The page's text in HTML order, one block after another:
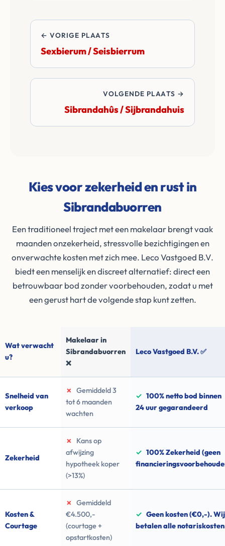
← VORIGE PLAATS
Sexbierum / Seisbierrum
VOLGENDE PLAATS →
Sibrandahûs / Sijbrandahuis
Kies voor zekerheid en rust in
Sibrandabuorren
Een traditioneel traject met een makelaar brengt vaak
maanden onzekerheid, stressvolle bezichtigingen en
onverwachte kosten met zich mee. Leco Vastgoed B.V.
biedt een menselijk en discreet alternatief: direct een
betrouwbaar bod zonder voorbehouden, zodat u met
een gerust hart de volgende stap kunt zetten.
Wat verwacht
u?
Makelaar in
Sibrandabuorren
❌
Leco Vastgoed B.V. ✅
Snelheid van
verkoop
✗
Gemiddeld 3
tot 6 maanden
wachten
✓ 100% netto bod binnen
24 uur gegarandeerd
Zekerheid
✗
Kans op
afwijzing
hypotheek koper
(>13%)
✓ 100% Zekerheid (geen
Kosten &
Courtage
✗
Gemiddeld
€4.500,-
(courtage +
opstartkosten)
✓ Geen kosten (€0,-). Wij
betalen alle